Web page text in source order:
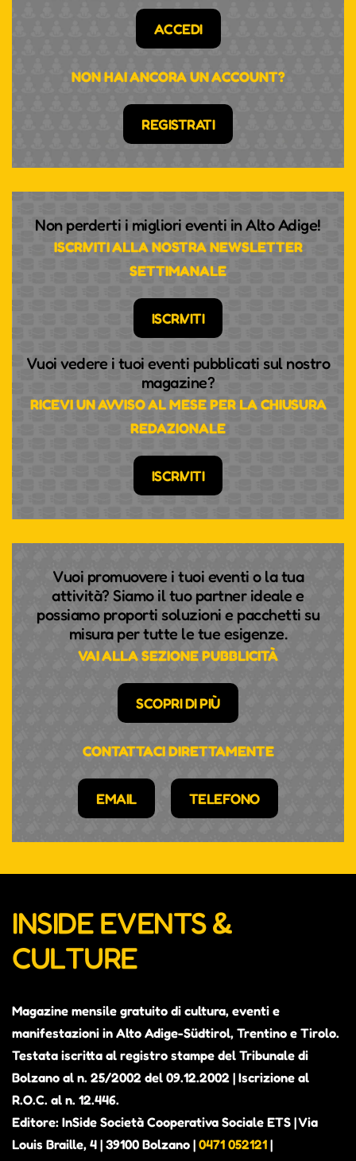
ACCEDI
NON HAI ANCORA UN ACCOUNT?
REGISTRATI
Non perderti i migliori eventi in Alto Adige!
ISCRIVITI ALLA NOSTRA NEWSLETTER
SETTIMANALE
ISCRIVITI
Vuoi vedere i tuoi eventi pubblicati sul nostro
magazine?
RICEVI UN AVVISO AL MESE PER LA CHIUSURA
REDAZIONALE
ISCRIVITI
Vuoi promuovere i tuoi eventi o la tua
attività? Siamo il tuo partner ideale e
possiamo proporti soluzioni e pacchetti su
misura per tutte le tue esigenze.
VAI ALLA SEZIONE PUBBLICITÀ
SCOPRI DI PIÙ
CONTATTACI DIRETTAMENTE
EMAIL TELEFONO
INSIDE EVENTS &
CULTURE
Magazine mensile gratuito di cultura, eventi e
manifestazioni in Alto Adige-Südtirol, Trentino e Tirolo.
Testata iscritta al registro stampe del Tribunale di
Bolzano al n. 25/2002 del 09.12.2002 | Iscrizione al
R.O.C. al n. 12.446.
Editore: InSide Società Cooperativa Sociale ETS | Via
Louis Braille, 4 | 39100 Bolzano | 0471 052121 |